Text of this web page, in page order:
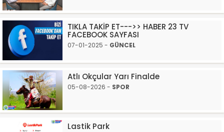
TIKLA TAKİP ET--->> HABER 23 TV
FACEBOOK SAYFASI
07-01-2025 - GÜNCEL
Atlı Okçular Yarı Finalde
05-08-2026 - SPOR
Lastik Park